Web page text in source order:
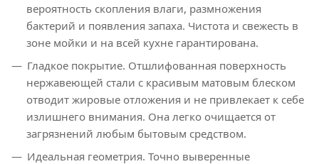
вероятность скопления влаги, размножения
бактерий и появления запаха. Чистота и свежесть в
зоне мойки и на всей кухне гарантирована.
Гладкое покрытие. Отшлифованная поверхность
нержавеющей стали с красивым матовым блеском
отводит жировые отложения и не привлекает к себе
излишнего внимания. Она легко очищается от
загрязнений любым бытовым средством.
Идеальная геометрия. Точно выверенные